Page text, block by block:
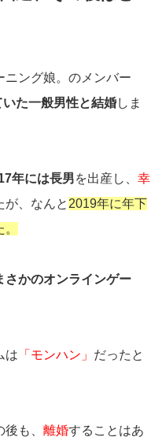
ニング娘。のメンバー
た一般男性と結婚しま
年には長男を出産し、 幸
が、なんと 2019年に年下
さかのオンラインゲー
は 「モンハン」 だったと
後も、 離婚することはあ